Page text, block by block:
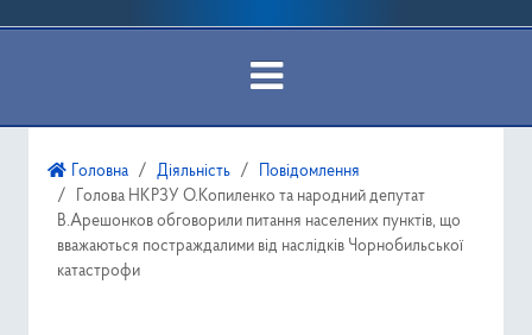
Діяльність
Ресурси
Головна Діяльність
Повідомлення
Голова НКРЗУ О.Копиленко та народний депутат
В.Арешонков обговорили питання населених пунктів, що
вважаються постраждалими від наслідків Чорнобильської
катастрофи